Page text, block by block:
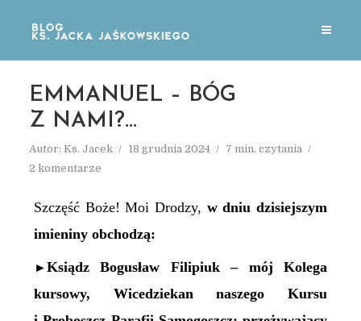
EMMANUEL – BÓG
Z NAMI?…
Autor: Ks. Jacek 18 grudnia 2024
7 min. czytania
2 komentarze
Szczęść Boże! Moi Drodzy, w dniudzisiejszym
imieniny obchodzą:
►Ksiądz Bogusław Filipiuk – mój Kolega
kursowy, Wicedziekan naszego Kursu